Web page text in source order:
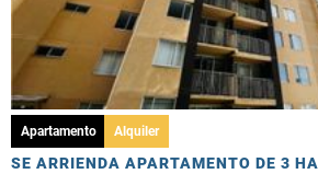
Apartamento Alquiler